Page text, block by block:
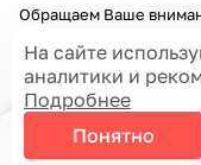
Обращаем Ваше
условиях
сайте, не являются
положениями Статей
На сайте
аналитики и
Подробнее
Понятно